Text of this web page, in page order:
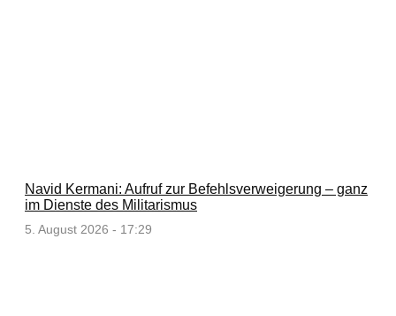
Navid Kermani: Aufruf zur Befehlsverweigerung – ganz
im Dienste des Militarismus
5. August 2026 - 17:29